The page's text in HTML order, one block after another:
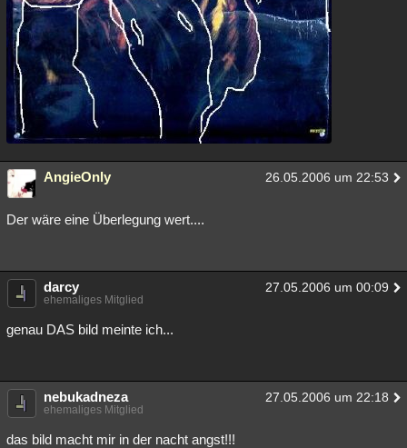
AngieOnly 26.05.2006 um 22:53
Der wäre eine Überlegung wert....
darcy 27.05.2006 um 00:09
ehemaliges Mitglied
genau DAS bild meinte ich...
nebukadneza 27.05.2006 um 22:18
ehemaliges Mitglied
das bild macht mir in der nacht angst!!!